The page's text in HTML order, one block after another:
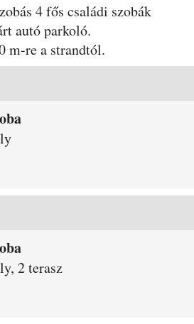
4 fős családi szobák
autó parkoló.
m-re a strandtól.
2 terasz